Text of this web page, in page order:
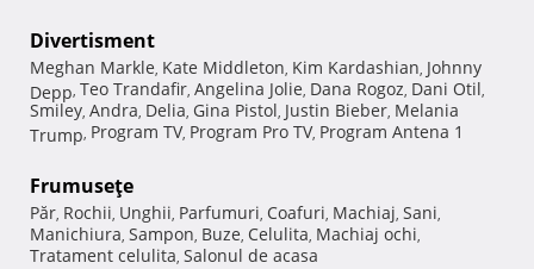
Divertisment
Meghan Markle, Kate Middleton, Kim Kardashian, Johnny
Depp, Teo Trandafir, Angelina Jolie, Dana Rogoz, Dani Otil,
Smiley, Andra, Delia, Gina Pistol, Justin Bieber, Melania
Trump, Program TV, Program Pro TV, Program Antena 1
Frumuseţe
Păr, Rochii, Unghii, Parfumuri, Coafuri, Machiaj, Sani,
Manichiura, Sampon, Buze, Celulita, Machiaj ochi,
Tratament celulita, Salonul de acasa